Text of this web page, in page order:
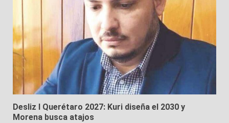
Desliz I Querétaro 2027: Kuri diseña el 2030 y
Morena busca atajos